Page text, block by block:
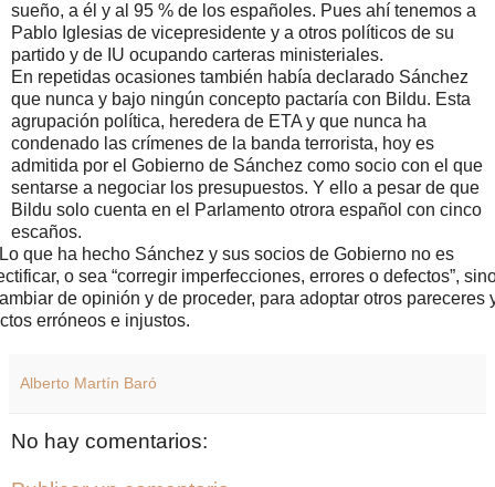
sueño, a él y al 95 % de los españoles. Pues ahí tenemos a
Pablo Iglesias de vicepresidente y a otros políticos de su
partido y de IU ocupando carteras ministeriales.
En repetidas ocasiones también había declarado Sánchez
que nunca y bajo ningún concepto pactaría con Bildu. Esta
agrupación política, heredera de ETA y que nunca ha
condenado las crímenes de la banda terrorista, hoy es
admitida por el Gobierno de Sánchez como socio con el que
sentarse a negociar los presupuestos. Y ello a pesar de que
Bildu solo cuenta en el Parlamento otrora español con cinco
escaños.
Lo que ha hecho Sánchez y sus socios de Gobierno no es
o sea “corregir imperfecciones, errores o defectos”,
de opinión y de proceder, para adoptar otros pareceres
erróneos e injustos.
Alberto Martín Baró
No hay comentarios: